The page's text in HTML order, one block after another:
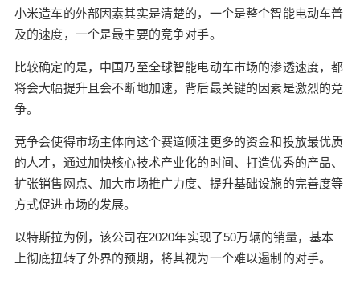
小米造车的外部因素其实是清楚的，一个是整个智能电动车普
及的速度，一个是最主要的竞争对手。
比较确定的是，中国乃至全球智能电动车市场的渗透速度，都
将会大幅提升且会不断地加速，背后最关键的因素是激烈的竞
争。
竞争会使得市场主体向这个赛道倾注更多的资金和投放最优质
的人才，通过加快核心技术产业化的时间、打造优秀的产品、
扩张销售网点、加大市场推广力度、提升基础设施的完善度等
方式促进市场的发展。
以特斯拉为例，该公司在2020年实现了50万辆的销量，基本
上彻底扭转了外界的预期，将其视为一个难以遏制的对手。
后，对特斯拉的评价是“从智能程度看，Tesla跟其他
汽车的设计思维和功能服务实现水平对比，是移动
的理解，小米在2020年4月20日，斥资约4亿元投资
国内车联网运营商博泰，小米首先要做汽车的MIU
I。 MIUI和小米手机大获成功。但在持续扩张的过程
一次重创，在智能电动车时代，雷军也许会避过这
个坑，据称，雷军近期主要的精力，是在了解汽车
的供应链。 短板包括： 1.小米对汽车市场、尤其是
智能电动车市场的理解不足。这个不足，有可能会
让这家公司错过最佳的进入时机。 2.自动驾驶技术
没有储备。 3.硬件工程研发、制造和供应链的短